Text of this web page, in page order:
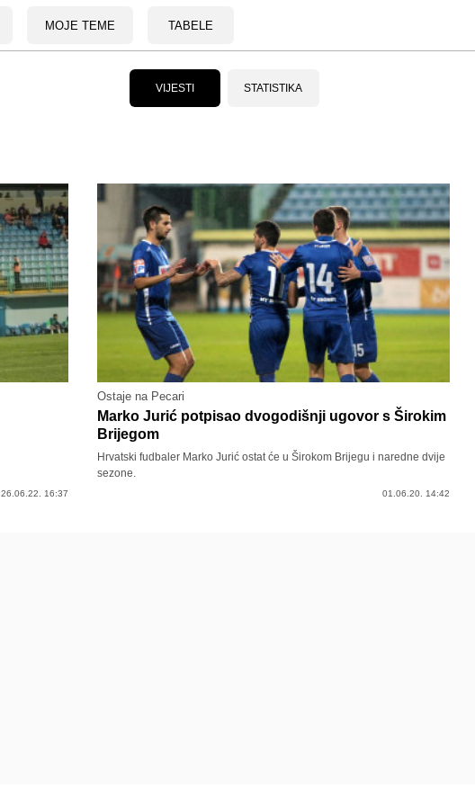
MOJE TEME TABELE
VIJESTI STATISTIKA
26.06.22. 16:37
Ostaje na Pecari
Marko Jurić potpisao dvogodišnji ugovor s Širokim
Brijegom
Hrvatski fudbaler Marko Jurić ostat će u Širokom Brijegu i naredne dvije
sezone.
01.06.20. 14:42